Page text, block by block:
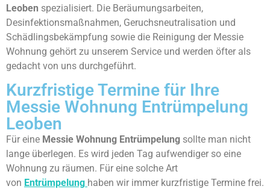
Leoben spezialisiert. Die Beräumungsarbeiten,
Desinfektionsmaßnahmen, Geruchsneutralisation und
Schädlingsbekämpfung sowie die Reinigung der Messie
Wohnung gehört zu unserem Service und werden öfter als
gedacht von uns durchgeführt.
Kurzfristige Termine für Ihre
Messie Wohnung Entrümpelung
Leoben
Für eine Messie Wohnung Entrümpelung sollte man nicht
lange überlegen. Es wird jeden Tag aufwendiger so eine
Wohnung zu räumen. Für eine solche Art
von Entrümpelung haben wir immer kurzfristige Termine frei.